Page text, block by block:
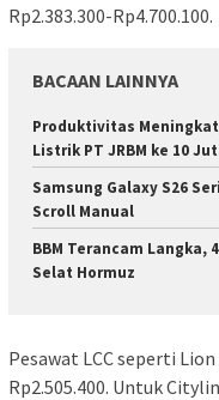
Rp2.383.300-Rp4.700.100.
BACAAN LAINNYA
Produktivitas
Listrik PT JRBM ke 10
Samsung Galaxy S26
Scroll Manual
BBM Terancam Langka,
Selat Hormuz
Pesawat LCC seperti
Rp2.505.400. Untuk